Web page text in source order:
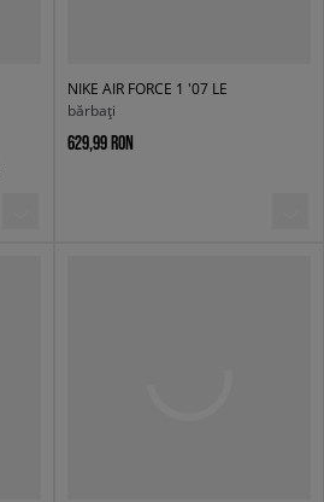
NIKE AIR FORCE 1 '07 LE
bărbați
629,99 RON